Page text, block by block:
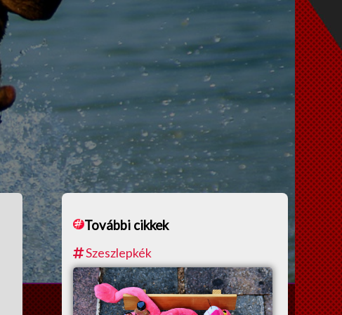
További cikkek
Szeszlepkék